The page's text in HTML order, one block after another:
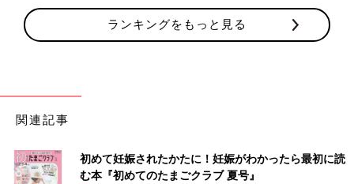
ランキングをもっと見る
関連記事
初めて妊娠されたかたに！妊娠がわかったら最初に読
む本『初めてのたまごクラブ 夏号』